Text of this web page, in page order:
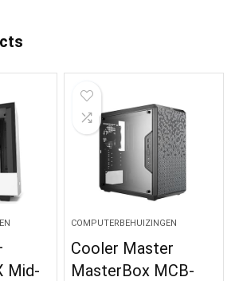
Mid-
COMPUTERBEHUIZINGEN
Cooler Master
MasterBox MCB-